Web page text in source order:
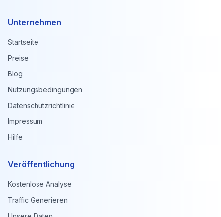
Unternehmen
Startseite
Preise
Blog
Nutzungsbedingungen
Datenschutzrichtlinie
Impressum
Hilfe
Veröffentlichung
Kostenlose Analyse
Traffic Generieren